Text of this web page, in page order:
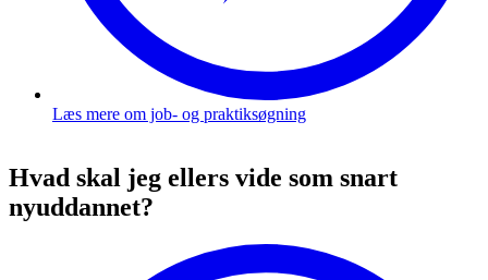
Læs mere om job- og praktiksøgning
Hvad skal jeg ellers vide som snart
nyuddannet?